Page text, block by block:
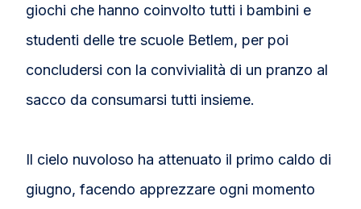
giochi che hanno coinvolto tutti i bambini e
studenti delle tre scuole Betlem, per poi
concludersi con la convivialità di un pranzo al
sacco da consumarsi tutti insieme.
Il cielo nuvoloso ha attenuato il primo caldo di
giugno, facendo apprezzare ogni momento